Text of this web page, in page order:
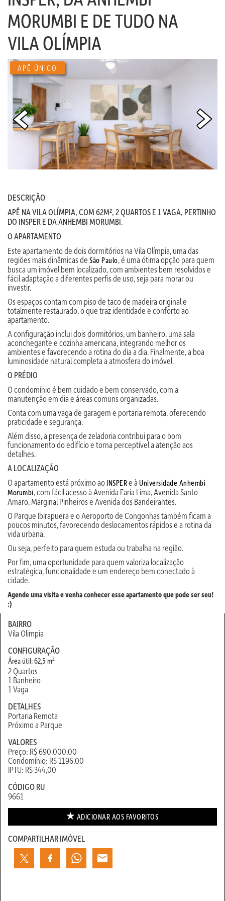
MORUMBI E DE TUDO NA
VILA OLÍMPIA
APÊ ÚNICO
DESCRIÇÃO
APÊ NA VILA OLÍMPIA, COM 62M², 2 QUARTOS E 1 VAGA, PERTINHO
DO INSPER E DA ANHEMBI MORUMBI.
O APARTAMENTO
Este apartamento de dois dormitórios na Vila Olímpia, uma das
regiões mais dinâmicas de São Paulo, é uma ótima opção para quem
busca um imóvel bem localizado, com ambientes bem resolvidos e
fácil adaptação a diferentes perfis de uso, seja para morar ou
investir.
Os espaços contam com piso de taco de madeira original e
totalmente restaurado, o que traz identidade e conforto ao
apartamento.
A configuração inclui dois dormitórios, um banheiro, uma sala
aconchegante e cozinha americana, integrando melhor os
ambientes e favorecendo a rotina do dia a dia. Finalmente, a boa
luminosidade natural completa a atmosfera do imóvel.
O PRÉDIO
O condomínio é bem cuidado e bem conservado, com a
manutenção em dia e áreas comuns organizadas.
Conta com uma vaga de garagem e portaria remota, oferecendo
praticidade e segurança.
Além disso, a presença de zeladoria contribui para o bom
funcionamento do edifício e torna perceptível a atenção aos
detalhes.
A LOCALIZAÇÃO
O apartamento está próximo ao INSPERe à Universidade Anhembi
Morumbi, com fácil acesso à Avenida Faria Lima, Avenida Santo
Amaro, Marginal Pinheiros e Avenida dos Bandeirantes.
O Parque Ibirapuera e o Aeroporto de Congonhas também ficam a
poucos minutos, favorecendo deslocamentos rápidos e a rotina da
vida urbana.
Ou seja, perfeito para quem estuda ou trabalha na região.
Por fim, uma oportunidade para quem valoriza localização
estratégica, funcionalidade e um endereço bem conectado à
cidade.
Agende uma visita e venha conhecer esse apartamento que pode ser seu!
:)
BAIRRO
Vila Olimpia
CONFIGURAÇÃO
Área útil: 62,5 m2
2 Quartos
1 Banheiro
1 Vaga
DETALHES
Portaria Remota
Próximo a Parque
VALORES
Preço: R$ 690.000,00
Condomínio: R$ 1196,00
IPTU: R$ 344,00
CÓDIGO RU
9661
ADICIONAR AOS FAVORITOS
COMPARTILHAR IMÓVEL